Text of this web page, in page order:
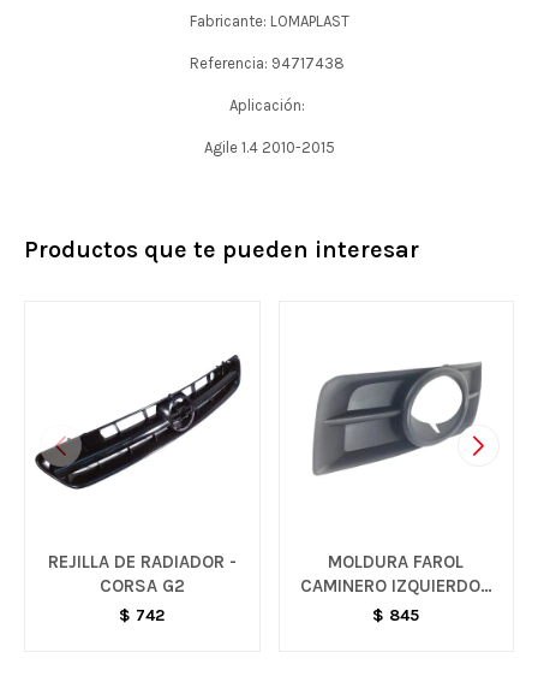
Fabricante: LOMAPLAST
Referencia: 94717438
Aplicación:
Agile 1.4 2010-2015
Productos que te pueden interesar
REJILLA DE RADIADOR -
CORSA G2
$ 742
MOLDURA FAROL
CAMINERO IZQUIERDO -
CRUZE
$ 845